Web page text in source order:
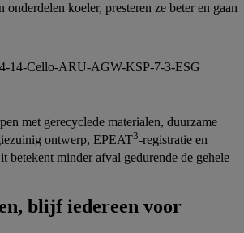
koeler, presteren ze beter en gaan
met gerecyclede materialen, duurzame
ontwerp, EPEAT3-registratie en
betekent minder afval gedurende de gehele
blijf iedereen voor